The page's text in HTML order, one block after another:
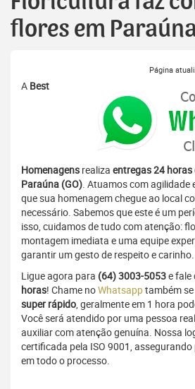
flores em
Página
A Best
Homenagens realiza entregas 24
Paraúna (GO). Atuamos com agilidade
que sua homenagem chegue ao local
necessário. Sabemos que este é um
isso, cuidamos de tudo com atenção:
montagem imediata e uma equipe
garantir um gesto de respeito e carinho.
Ligue agora para (64) 3003-5053e fale
horas! Chame noWhatsapptambém
super rápido, geralmente em 1 hora
Você será atendido por uma pessoa
auxiliar com atenção genuína. Nossa
certificada pela ISO 9001,
em todo o processo.